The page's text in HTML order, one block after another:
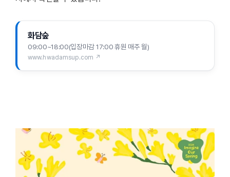
화담숲
09:00~18:00(입장마감 17:00 휴원 매주 월)
www.hwadamsup.com ↗